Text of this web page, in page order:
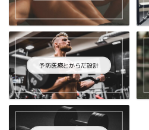
予防医療とからだ設計